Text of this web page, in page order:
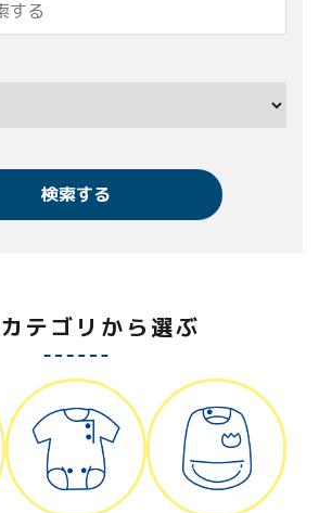
検索する
テゴリから選ぶ